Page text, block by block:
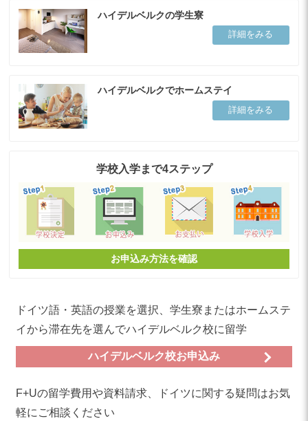
ハイデルベルクの学生寮
詳細をみる
ハイデルベルクでホームステイ
詳細をみる
学校入学まで4ステップ
お申込み方法を確認
ドイツ語・英語の授業を選択、学生寮またはホームステ
イから滞在先を選んでハイデルベルク校に留学
ハイデルベルク校お申込み
F+Uの留学費用や資料請求、ドイツに関する疑問はお気
軽にご相談ください